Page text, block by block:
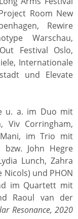
Room New
Rewire
Warschau,
Festival Oslo,
Internationale
und Elevate
u. a. im Duo mit
Viv Corringham,
im Trio mit
bzw. John Hegre
Lunch, Zahra
Nicols) und PHON
im Quartett mit
Raoul van der
Resonance, 2020